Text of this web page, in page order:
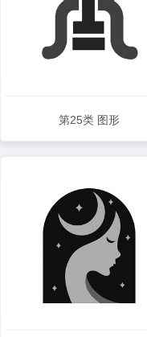
第25类 图形